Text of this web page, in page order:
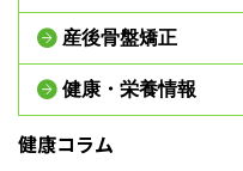
産後骨盤矯正
健康・栄養情報
健康コラム